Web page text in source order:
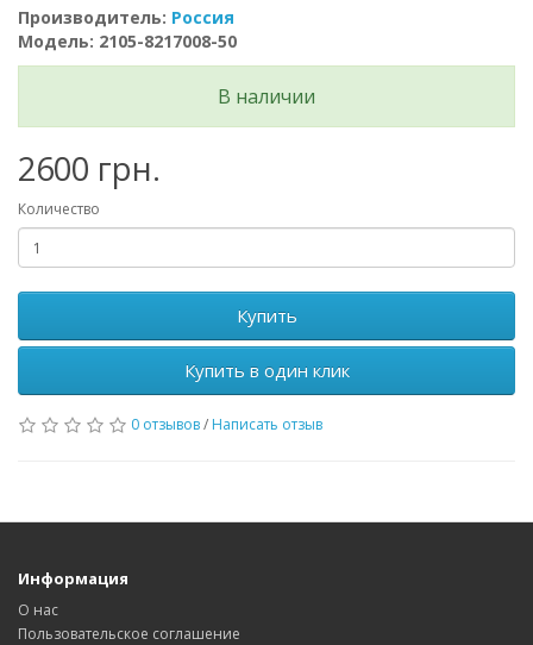
Производитель: Россия
Модель: 2105-8217008-50
В наличии
2600 грн.
Количество
Купить
Купить в один клик
0 отзывов/ Написать отзыв
Информация
О нас
Пользовательское соглашение